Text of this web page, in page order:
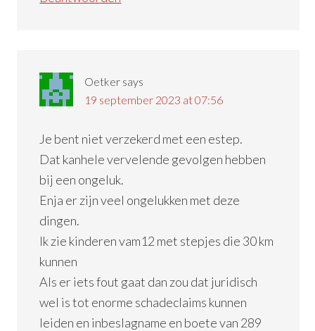
Oetker says
19 september 2023 at 07:56
Je bent niet verzekerd met een estep.
Dat kanhele vervelende gevolgen hebben
bij een ongeluk.
Enja er zijn veel ongelukken met deze
dingen.
Ik zie kinderen vam12 met stepjes die 30 km
kunnen
Als er iets fout gaat dan zou dat juridisch
wel is tot enorme schadeclaims kunnen
leiden en inbeslagname en boete van 289